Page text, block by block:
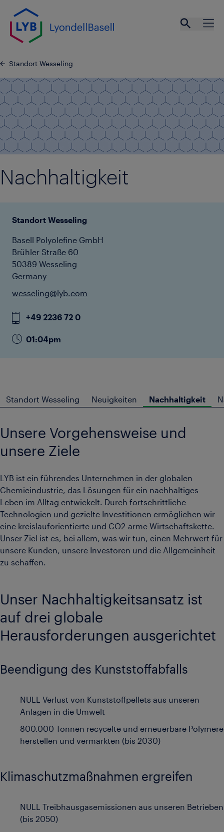
Standort Wesseling
Nachhaltigkeit
Standort Wesseling
Basell Polyolefine GmbH
Brühler Straße 60
50389 Wesseling
Germany
wesseling@lyb.com
+49 2236 72 0
01:04pm
Standort Wesseling Neuigkeiten Nachhaltigkeit
Unsere Vorgehensweise und
unsere Ziele
LYB ist ein führendes Unternehmen in der globalen
Chemieindustrie, das Lösungen für ein nachhaltiges
Leben im Alltag entwickelt. Durch fortschrittliche
Technologien und gezielte Investitionen ermöglichen wir
eine kreislauforientierte und CO2-arme Wirtschaftskette.
Unser Ziel ist es, bei allem, was wir tun, einen Mehrwert für
unsere Kunden, unsere Investoren und die Allgemeinheit
zu schaffen.
Unser Nachhaltigkeitsansatz ist
auf drei globale
Herausforderungen ausgerichtet
Beendigung des Kunststoffabfalls
NULL Verlust von Kunststoffpellets aus unseren
Anlagen in die Umwelt
800.000 Tonnen recycelte und erneuerbare Polymere
herstellen und vermarkten (bis 2030)
Klimaschutzmaßnahmen ergreifen
NULL Treibhausgasemissionen aus unseren Betrieben
(bis 2050)